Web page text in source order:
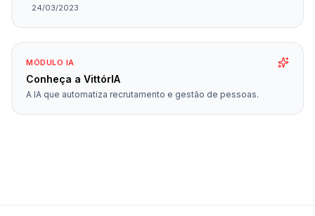
24/03/2023
MÓDULO IA
Conheça a VittórIA
A IA que automatiza recrutamento e gestão de pessoas.